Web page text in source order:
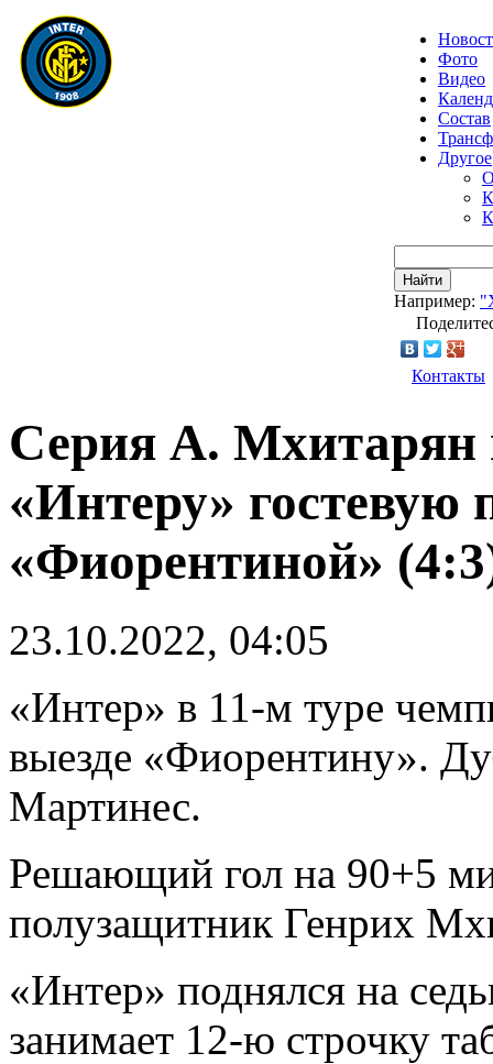
Фото
Видео
Состав
Другое
Найти
Например:
Контакты
Серия А. Мхитарян
«Интеру» гостевую
«Фиорентиной»
23.10.2022, 04:05
«Интер» в 11-м туре
выезде «Фиорентину».
Мартинес.
Решающий гол на 90+5
полузащитник Генрих
«Интер» поднялся на
занимает 12-ю строчку